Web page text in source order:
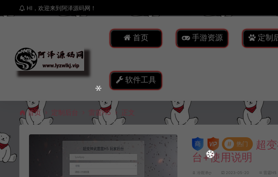
HI，欢迎来到阿泽源码网！
首页 手游资源 定制
软件工具
首页 定制后台 雷霆H5 正文
# 热门
超
台+使用说明
冷雨泽ღ 2023-05-20 雷霆H5